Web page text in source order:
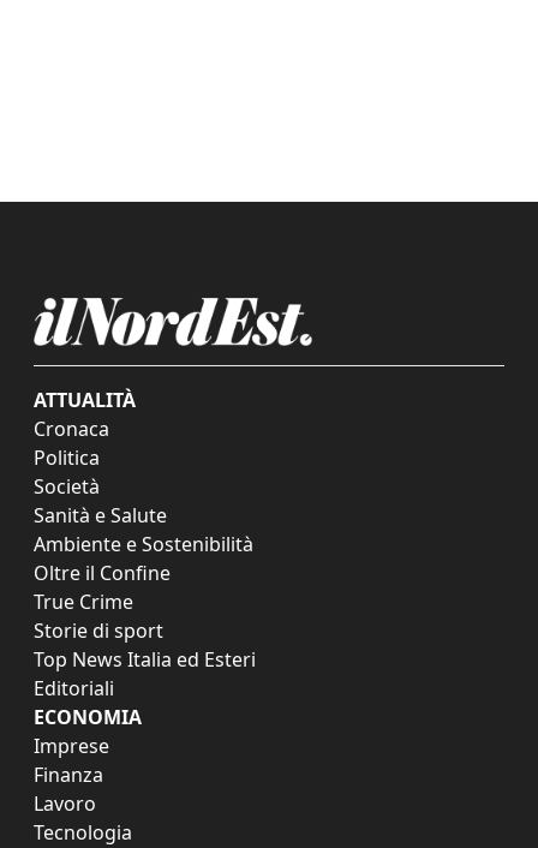
ATTUALITÀ
Cronaca
Politica
Società
Sanità e Salute
Ambiente e Sostenibilità
Oltre il Confine
True Crime
Storie di sport
Top News Italia ed Esteri
Editoriali
ECONOMIA
Imprese
Finanza
Lavoro
Tecnologia